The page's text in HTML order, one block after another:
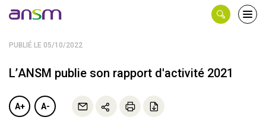
PUBLIÉ LE 05/10/2022
L’ANSM publie son rapport d'activité 2021
A+ A-